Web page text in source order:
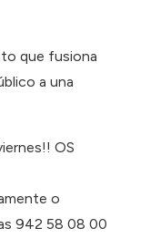
que fusiona
a una
OS
o
942 58 08 00